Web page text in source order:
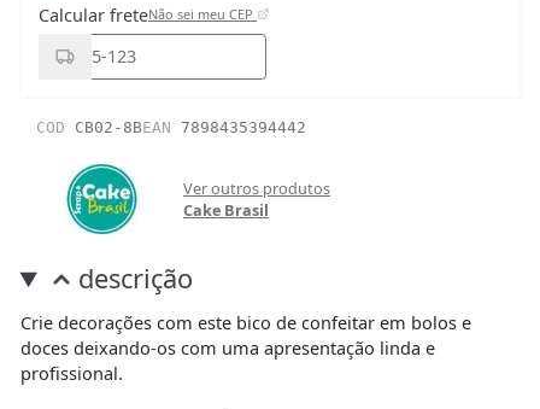
Calcular freteNão sei meu CEP
COD CB02-8BEAN 7898435394442
Ver outros produtos
Cake Brasil
descrição
Crie decorações com este bico de confeitar em bolos e
doces deixando-os com uma apresentação linda e
profissional.